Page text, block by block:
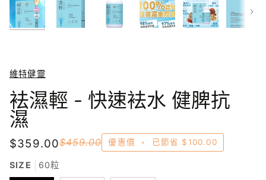
放大
下
維特健靈
袪濕輕 - 快速袪水 健脾抗
濕
$359.00$459.00 優惠價 • 已節省 $100.00
SIZE 60粒